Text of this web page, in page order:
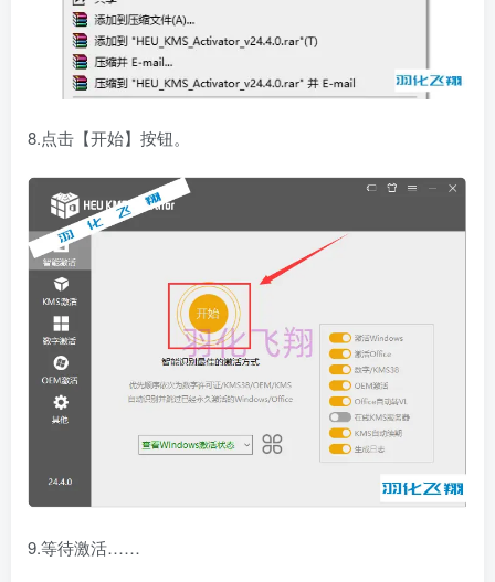
8.点击【开始】按钮。
9.等待激活……